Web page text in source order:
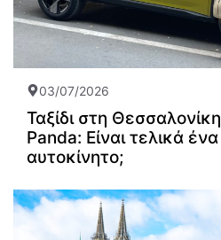
03/07/2026
Ταξίδι στη
Panda: Είναι τελικά
αυτοκίνητο;